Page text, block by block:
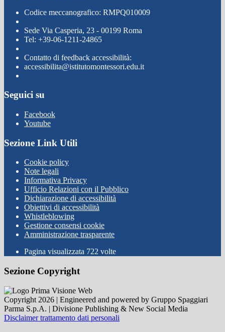
Codice meccanografico: RMPQ010009
Sede Via Casperia, 23 - 00199 Roma
Tel: +39-06-1211-24865
Contatto di feedback accessibilità:
accessibilita@istitutomontessori.edu.it
Seguici su
Facebook
Youtube
Sezione Link Utili
Cookie policy
Note legali
Informativa Privacy
Ufficio Relazioni con il Pubblico
Dichiarazione di accessibilità
Obiettivi di accessibilità
Whistleblowing
Gestione consensi cookie
Amministrazione trasparente
Pagina visualizzata 722 volte
Sezione Copyright
Copyright 2026 | Engineered and powered by Gruppo Spaggiari
Parma S.p.A. | Divisione Publishing & New Social Media
Disclaimer trattamento dati personali